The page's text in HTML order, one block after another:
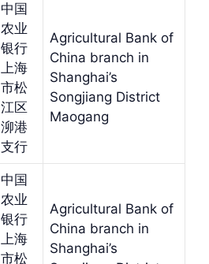
中国
农业
银行
上海
市松
江区
泖港
支行
Agricultural Bank of
China branch in
Shanghai’s
Songjiang District
Maogang
中国
农业
银行
上海
市松
Agricultural Bank of
China branch in
Shanghai’s